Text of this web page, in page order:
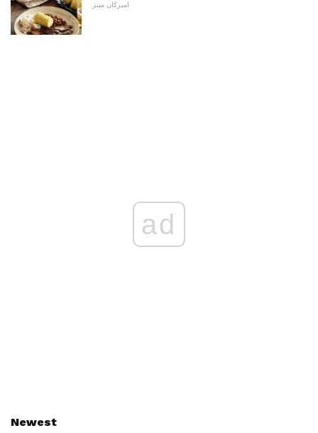
اميركان مينز
ad
Newest